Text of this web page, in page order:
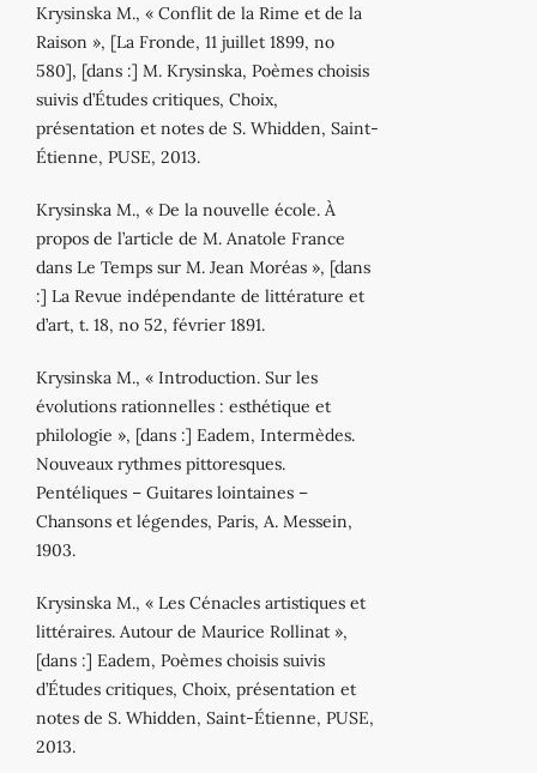
Krysinska M., « Conflit de la Rime et de la
Raison », [La Fronde, 11 juillet 1899, no
580], [dans :] M. Krysinska, Poèmes choisis
suivis d’Études critiques, Choix,
présentation et notes de S. Whidden, Saint‐
Étienne, PUSE, 2013.
Krysinska M., « De la nouvelle école. À
propos de l’article de M. Anatole France
dans Le Temps sur M. Jean Moréas », [dans
:] La Revue indépendante de littérature et
d’art, t. 18, no 52, février 1891.
Krysinska M., « Introduction. Sur les
évolutions rationnelles : esthétique et
philologie », [dans :] Eadem, Intermèdes.
Nouveaux rythmes pittoresques.
Pentéliques – Guitares lointaines –
Chansons et légendes, Paris, A. Messein,
1903.
Krysinska M., « Les Cénacles artistiques et
littéraires. Autour de Maurice Rollinat »,
[dans :] Eadem, Poèmes choisis suivis
d’Études critiques, Choix, présentation et
notes de S. Whidden, Saint‐Étienne, PUSE,
2013.